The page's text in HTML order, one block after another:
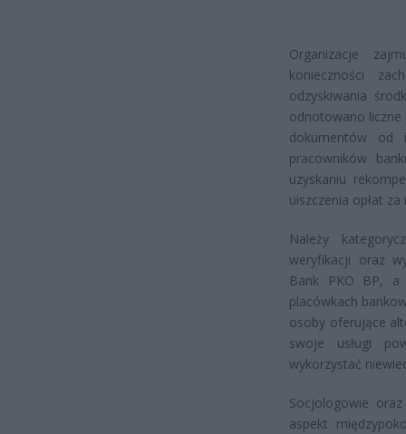
Organizacje
konieczności
odzyskiwania
odnotowano liczne
dokumentów od
pracowników
uzyskaniu
uiszczenia opłat
Należy
weryfikacji oraz
Bank PKO BP, a
placówkach
osoby oferujące
swoje usługi
wykorzystać
Socjologowie
aspekt